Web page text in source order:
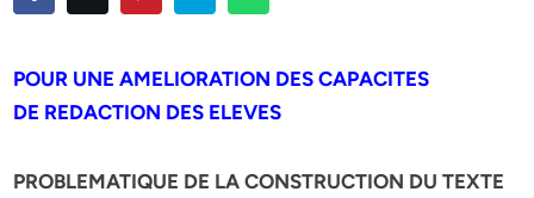
POUR UNE AMELIORATION DES CAPACITES
DE REDACTION DES ELEVES
PROBLEMATIQUE DE LA CONSTRUCTION DU TEXTE